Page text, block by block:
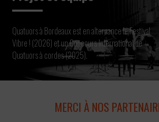
Quatuors à Bordeaux est en alternance le Festival
Vibre ! (2026) et un Concours International de
Quatuors à cordes (2025).
MERCI À NOS